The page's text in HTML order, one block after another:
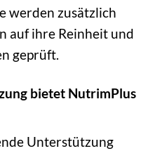
werden zusätzlich
auf ihre Reinheit und
geprüft.
bietet NutrimPlus
Unterstützung